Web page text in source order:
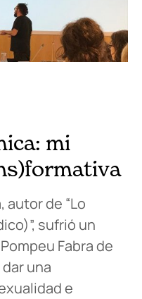
mi
autor de “Lo
sufrió un
Fabra de
una
e